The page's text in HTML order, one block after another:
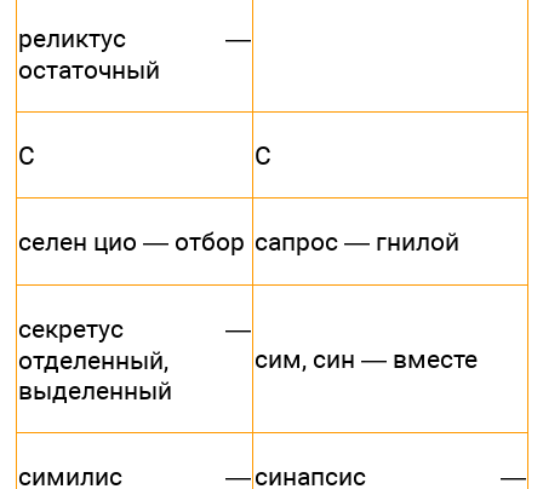
реликтус —
остаточный
С С
селен цио — отбор сапрос — гнилой
секретус —
отделенный,
выделенный
сим, син — вместе
симилис —синапсис —